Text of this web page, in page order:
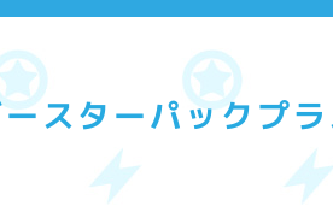
スターパックプ